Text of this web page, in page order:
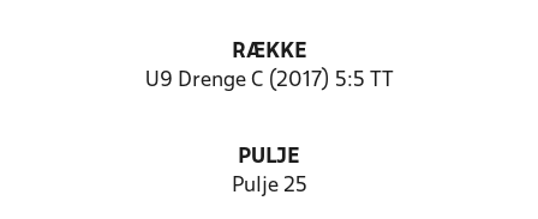
RÆKKE
U9 Drenge C (2017) 5:5 TT
PULJE
Pulje 25